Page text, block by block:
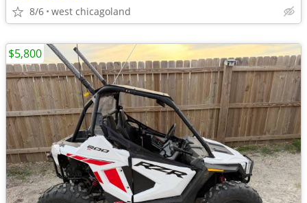
8/6 west chicagoland
$5,800